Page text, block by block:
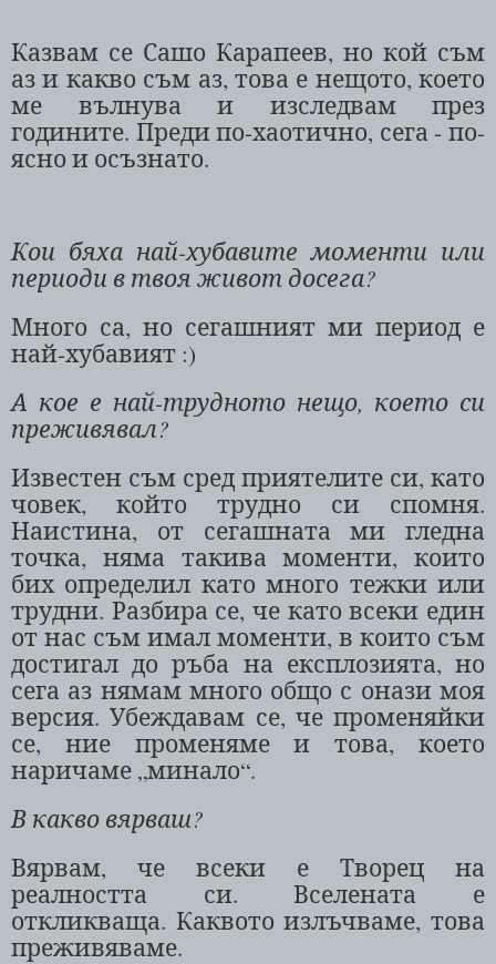
Казвам се Сашо Карапеев, но кой съм
аз и какво съм аз, това е нещото, което
ме вълнува и изследвам през
годините. Преди по-хаотично, сега - по-
ясно и осъзнато.
Кои бяха най-хубавите моменти или
периоди в твоя живот досега?
Много са, но сегашният ми период е
най-хубавият :)
А кое е най-трудното нещо, което си
преживявал?
Известен съм сред приятелите си, като
човек, който трудно си спомня.
Наистина, от сегашната ми гледна
точка, няма такива моменти, които
бих определил като много тежки или
трудни. Разбира се, че като всеки един
от нас съм имал моменти, в които съм
достигал до ръба на експлозията, но
сега аз нямам много общо с онази моя
версия. Убеждавам се, че променяйки
се, ние променяме и това, което
наричаме „минало“.
В какво вярваш?
Вярвам, че всеки е Творец на
реалността си. Вселената е
откликваща. Каквото излъчваме, това
преживяваме.